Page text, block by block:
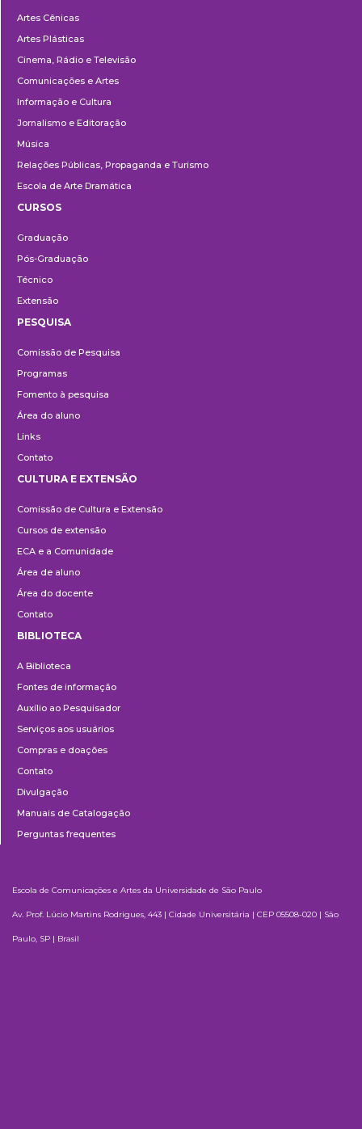
Artes Cênicas
Artes Plásticas
Cinema, Rádio e Televisão
Comunicações e Artes
Informação e Cultura
Jornalismo e Editoração
Música
Relações Públicas, Propaganda e Turismo
Escola de Arte Dramática
CURSOS
Graduação
Pós-Graduação
Técnico
Extensão
PESQUISA
Comissão de Pesquisa
Programas
Fomento à pesquisa
Área do aluno
Links
Contato
e
Extensão
CULTURA E EXTENSÃO
Comissão de Cultura e Extensão
Cursos de extensão
ECA e a Comunidade
Área de aluno
Área do docente
Contato
BIBLIOTECA
A Biblioteca
Fontes de informação
Auxílio ao Pesquisador
Serviços aos usuários
Compras e doações
Contato
Divulgação
Manuais de Catalogação
Perguntas frequentes
Escola de Comunicações e Artes da Universidade de São Paulo
Av. Prof. Lúcio Martins Rodrigues, 443 | Cidade Universitária | CEP 05508-020 | São
Paulo, SP | Brasil